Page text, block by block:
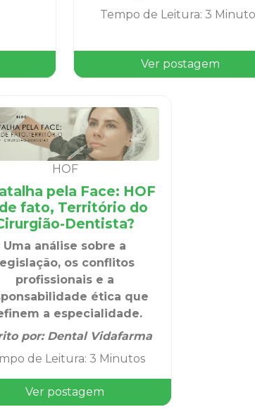
Tempo de Leitura: 3
Ver postagem
HOF
pela Face: HOF
fato, Território do
Dentista?
Uma análise sobre a
os conflitos
profissionais e a
ética que
a especialidade.
por: Dental Vidafarma
de Leitura: 3 Minutos
Ver postagem